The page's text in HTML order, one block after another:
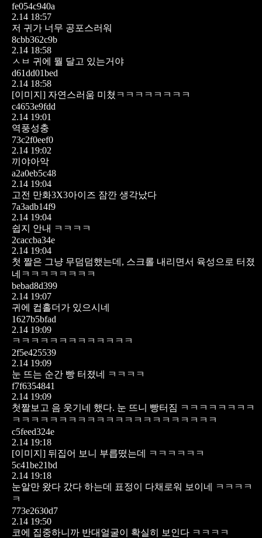
fe054c940a
2.14 18:57
저 귀가 너무 공포스러워
8cbb362c9b
2.14 18:58
ㅅㅂ 귀에 뭘 달고 있는거야
d61dd01bed
2.14 18:58
[이미지] 자연스러움 미쳤ㅋㅋㅋㅋㅋㅋㅋㅋ
c4653e9fdd
2.14 19:01
역풍성충
73c2f0eef0
2.14 19:02
끼야아악
a2a0eb5c48
2.14 19:04
고전 만화3X3아이즈 잠깐 생각났다
7a3adb14f9
2.14 19:04
쉽지 안내 ㅋㅋㅋㅋ
2caccba34e
2.14 19:04
첫 짤은 그냥 무덤덤했는데, 스크롤 내리면서 육성으로 터졌
네ㅋㅋㅋㅋㅋㅋㅋㅋ
bebad8d399
2.14 19:07
귀에 컵홀더가 있으시네
1627b5bfad
2.14 19:09
ㅋㅋㅋㅋㅋㅋㅋㅋㅋㅋㅋㅋㅋ
2f5e425539
2.14 19:09
눈 뜨는 순간 빵 터졌네 ㅋㅋㅋㅋ
f7f6354841
2.14 19:09
첫짤보고 음 웃기네 했다. 눈 뜨니 빵터짐 ㅋㅋㅋㅋㅋㅋㅋㅋ
ㅋㅋㅋㅋㅋㅋㅋㅋㅋㅋㅋㅋㅋㅋㅋㅋㅋㅋㅋㅋㅋㅋ
c5feed324e
2.14 19:18
[이미지] 뒤집어 보니 부릅떴는데 ㅋㅋㅋㅋㅋㅋ
5c41be21bd
2.14 19:18
눈알만 왔다 갔다 하는데 표정이 다채로워 보이네 ㅋㅋㅋㅋ
ㅋ
773e2630d7
2.14 19:50
코에 집중하니까 반대얼굴이 확실히 보인다 ㅋㅋㅋㅋ